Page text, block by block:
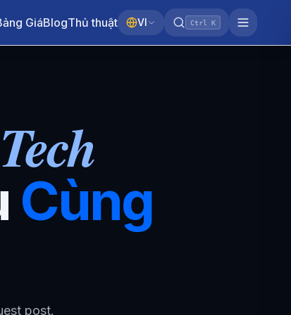
GiáBlogThủ thuật VI Ctrl K
Cùng
post.